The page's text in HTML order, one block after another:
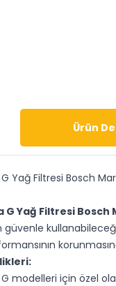
Ürün
Yağ Filtresi Bosch
G Yağ Filtresi Bosch
güvenle
modelleri için özel